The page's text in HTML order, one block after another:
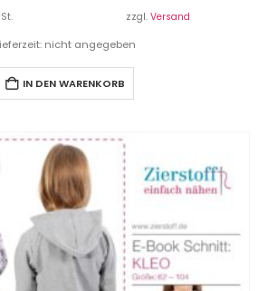
zzgl. Versand
nicht angegeben
IN DEN WARENKORB